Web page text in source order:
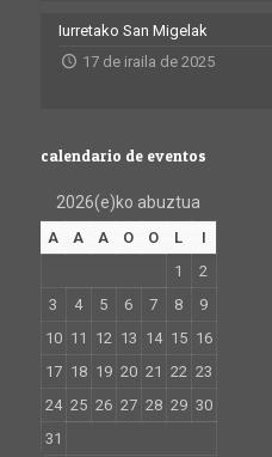
Iurretako San Migelak
17 de iraila de 2025
calendario de eventos
2026(e)ko abuztua
A A A O O L
I
1
2
3
4 5 6 7 8
9
10 11 12 13 14 15 16
17 18 19 20 21 22 23
24 25 26 27 28 29 30
31